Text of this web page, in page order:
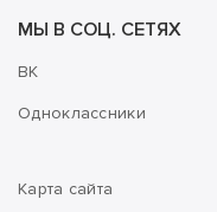
МЫ В СОЦ. СЕТЯХ
ВК
Одноклассники
Карта сайта